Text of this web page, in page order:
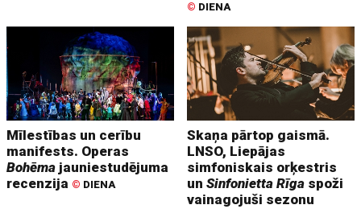
© DIENA
Mīlestības un cerību
manifests. Operas
Bohēma jauniestudējuma
recenzija © DIENA
Skaņa pārtop gaismā.
LNSO, Liepājas
simfoniskais orķestris
unSinfonietta Rīga spoži
vainagojuši sezonu